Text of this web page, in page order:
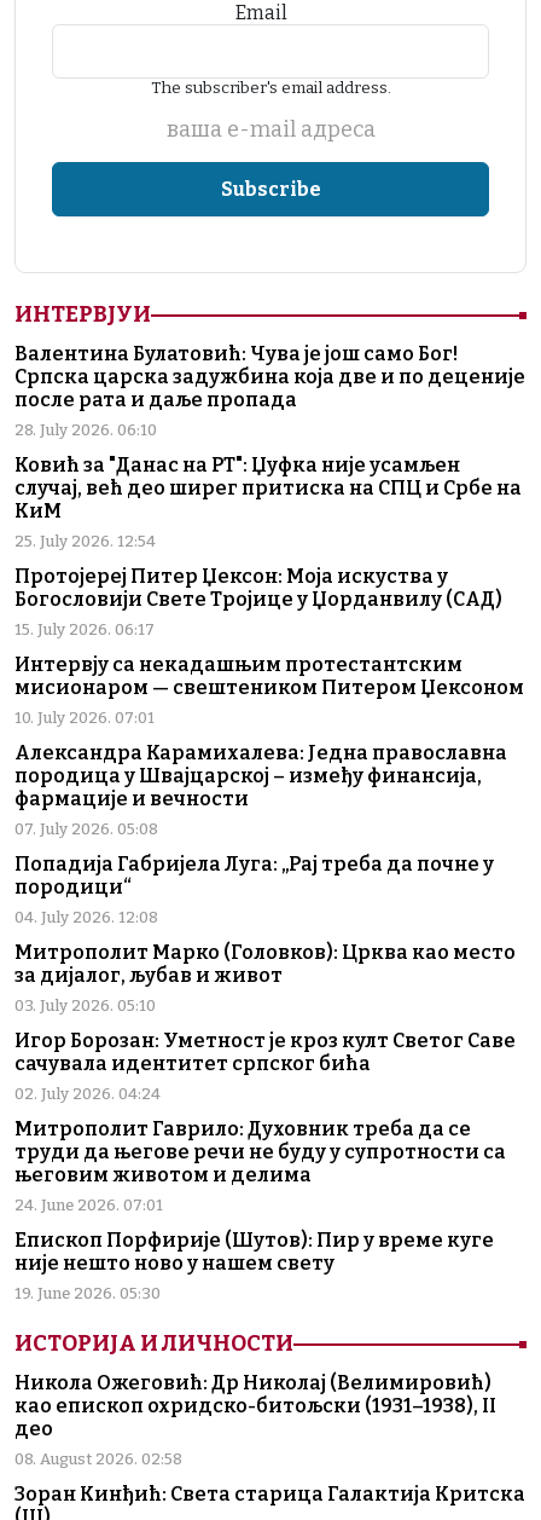
Email
The subscriber's email address.
ваша е-mail адреса
ИНТЕРВЈУИ
Валентина Булатовић: Чува је још само Бог!
Српска царска задужбина која две и по деценије
после рата и даље пропада
28. July 2026. 06:10
Ковић за "Данас на РТ": Џуфка није усамљен
случај, већ део ширег притиска на СПЦ и Србе на
КиМ
25. July 2026. 12:54
Протојереј Питер Џексон: Моја искуства у
Богословији Свете Тројице у Џорданвилу (САД)
15. July 2026. 06:17
Интервју са некадашњим протестантским
мисионаром — свештеником Питером Џексоном
10. July 2026. 07:01
Александра Карамихалева: Једна православна
породица у Швајцарској – између финансија,
фармације и вечности
07. July 2026. 05:08
Попадија Габријела Луга: „Рај треба да почне у
породици“
04. July 2026. 12:08
Митрополит Марко (Головков): Црква као место
за дијалог, љубав и живот
03. July 2026. 05:10
Игор Борозан: Уметност је кроз култ Светог Саве
сачувала идентитет српског бића
02. July 2026. 04:24
Митрополит Гаврило: Духовник треба да се
труди да његове речи не буду у супротности са
његовим животом и делима
24. June 2026. 07:01
Епископ Порфирије (Шутов): Пир у време куге
није нешто ново у нашем свету
19. June 2026. 05:30
ИСТОРИЈА И ЛИЧНОСТИ
Никола Ожеговић: Др Николај (Велимировић)
као епископ охридско-битољски (1931–1938), II
део
08. August 2026. 02:58
Зоран Кинђић: Света старица Галактија Критска